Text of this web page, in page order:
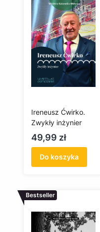
Ireneusz Ćwirko.
Zwykły inżynier
Cena
49,99 zł
Do koszyka
Bestseller